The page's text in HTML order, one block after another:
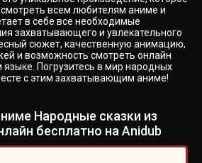
всем любителям аниме и
в себе все необходимые
захватывающего и увлекательного
сюжет, качественную анимацию,
и возможность смотреть онлайн
языке. Погрузитесь в мир народных
с этим захватывающим аниме!
Народные сказки из
бесплатно на Anidub